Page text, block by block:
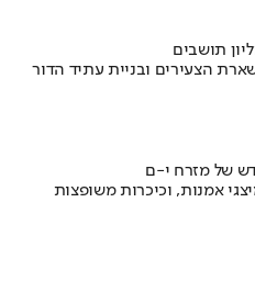
הצעירים ובניית עתיד הדור
של מזרח י-ם
אמנות, וכיכרות משופצות